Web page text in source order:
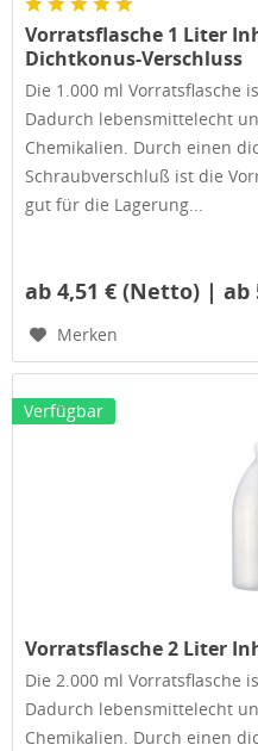
Vorratsflasche 1 Liter
Dichtkonus-Verschluss
Die 1.000 ml Vorratsflasche
Dadurch lebensmittelecht
Chemikalien. Durch einen
Schraubverschluß ist die
gut für die Lagerung...
ab 4,51 € (Netto) | ab
Merken
Verfügbar
Vorratsflasche 2 Liter
Die 2.000 ml Vorratsflasche
Dadurch lebensmittelecht
Chemikalien. Durch einen